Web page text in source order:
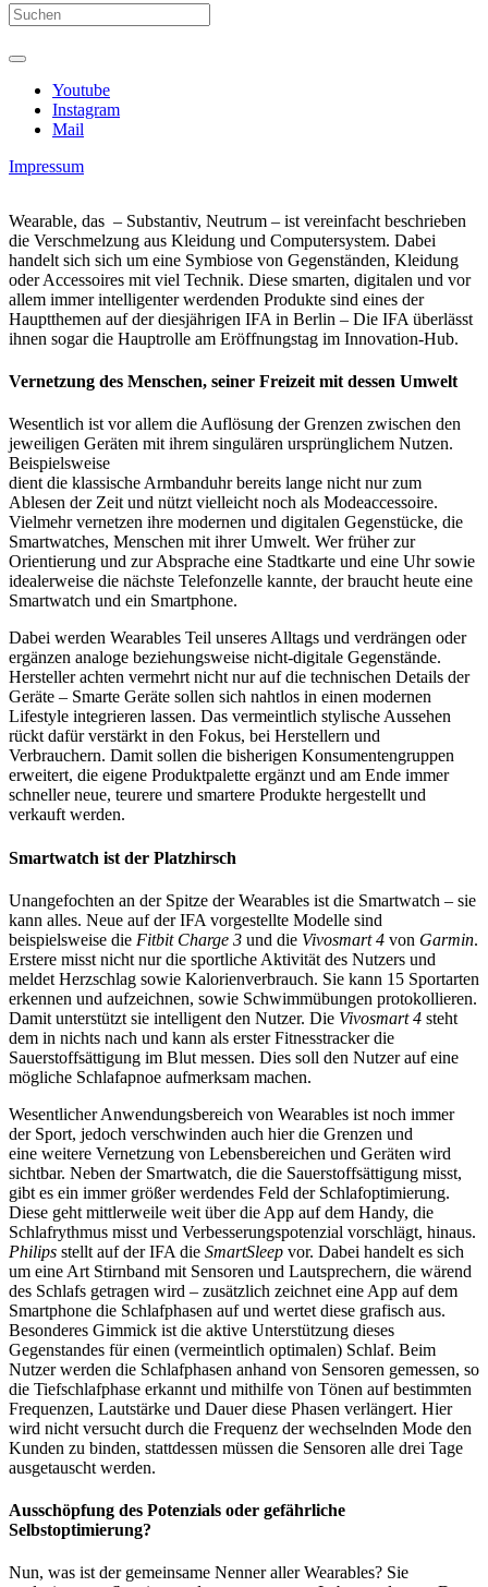
Youtube
Instagram
Mail
Impressum
Wearable, das – Substantiv, Neutrum – ist vereinfacht beschrieben
die Verschmelzung aus Kleidung und Computersystem. Dabei
handelt sich sich um eine Symbiose von Gegenständen, Kleidung
oder Accessoires mit viel Technik. Diese smarten, digitalen und vor
allem immer intelligenter werdenden Produkte sind eines der
Hauptthemen auf der diesjährigen IFA in Berlin – Die IFA überlässt
ihnen sogar die Hauptrolle am Eröffnungstag im Innovation-Hub.
Vernetzung des Menschen, seiner Freizeit mit dessen Umwelt
Wesentlich ist vor allem die Auflösung der Grenzen zwischen den
jeweiligen Geräten mit ihrem singulären ursprünglichem Nutzen.
Beispielsweise
dient die klassische Armbanduhr bereits lange nicht nur zum
Ablesen der Zeit und nützt vielleicht noch als Modeaccessoire.
Vielmehr vernetzen ihre modernen und digitalen Gegenstücke, die
Smartwatches, Menschen mit ihrer Umwelt. Wer früher zur
Orientierung und zur Absprache eine Stadtkarte und eine Uhr sowie
idealerweise die nächste Telefonzelle kannte, der braucht heute eine
Smartwatch und ein Smartphone.
Dabei werden Wearables Teil unseres Alltags und verdrängen oder
ergänzen analoge beziehungsweise nicht-digitale Gegenstände.
Hersteller achten vermehrt nicht nur auf die technischen Details der
Geräte – Smarte Geräte sollen sich nahtlos in einen modernen
Lifestyle integrieren lassen. Das vermeintlich stylische Aussehen
rückt dafür verstärkt in den Fokus, bei Herstellern und
Verbrauchern. Damit sollen die bisherigen Konsumentengruppen
erweitert, die eigene Produktpalette ergänzt und am Ende immer
schneller neue, teurere und smartere Produkte hergestellt und
verkauft werden.
Smartwatch ist der Platzhirsch
Unangefochten an der Spitze der Wearables ist die Smartwatch – sie
kann alles. Neue auf der IFA vorgestellte Modelle sind
beispielsweise die Fitbit Charge 3 und die Vivosmart 4 von Garmin.
Erstere misst nicht nur die sportliche Aktivität des Nutzers und
meldet Herzschlag sowie Kalorienverbrauch. Sie kann 15 Sportarten
erkennen und aufzeichnen, sowie Schwimmübungen protokollieren.
Damit unterstützt sie intelligent den Nutzer. Die Vivosmart4 steht
dem in nichts nach und kann als erster Fitnesstracker die
Sauerstoffsättigung im Blut messen. Dies soll den Nutzer auf eine
mögliche Schlafapnoe aufmerksam machen.
Wesentlicher Anwendungsbereich von Wearables ist noch immer
der Sport, jedoch verschwinden auch hier die Grenzen und
eine weitere Vernetzung von Lebensbereichen und Geräten wird
sichtbar. Neben der Smartwatch, die die Sauerstoffsättigung misst,
gibt es ein immer größer werdendes Feld der Schlafoptimierung.
Diese geht mittlerweile weit über die App auf dem Handy, die
Schlafrythmus misst und Verbesserungspotenzial vorschlägt, hinaus.
Philips stellt auf der IFA die SmartSleep vor. Dabei handelt es sich
um eine Art Stirnband mit Sensoren und Lautsprechern, die wärend
des Schlafs getragen wird – zusätzlich zeichnet eine App auf dem
Smartphone die Schlafphasen auf und wertet diese grafisch aus.
Besonderes Gimmick ist die aktive Unterstützung dieses
Gegenstandes für einen (vermeintlich optimalen) Schlaf. Beim
Nutzer werden die Schlafphasen anhand von Sensoren gemessen, so
die Tiefschlafphase erkannt und mithilfe von Tönen auf bestimmten
Frequenzen, Lautstärke und Dauer diese Phasen verlängert. Hier
wird nicht versucht durch die Frequenz der wechselnden Mode den
Kunden zu binden, stattdessen müssen die Sensoren alle drei Tage
ausgetauscht werden.
Ausschöpfung des Potenzials oder gefährliche
Selbstoptimierung?
Nun, was ist der gemeinsame Nenner aller Wearables? Sie